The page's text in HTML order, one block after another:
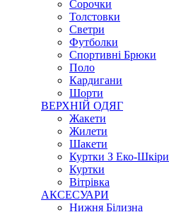
Сорочки
Толстовки
Светри
Футболки
Спортивні Брюки
Поло
Кардигани
Шорти
ВЕРХНІЙ ОДЯГ
Жакети
Жилети
Шакети
Куртки З Еко-Шкіри
Куртки
Вітрівка
АКСЕСУАРИ
Нижня Білизна